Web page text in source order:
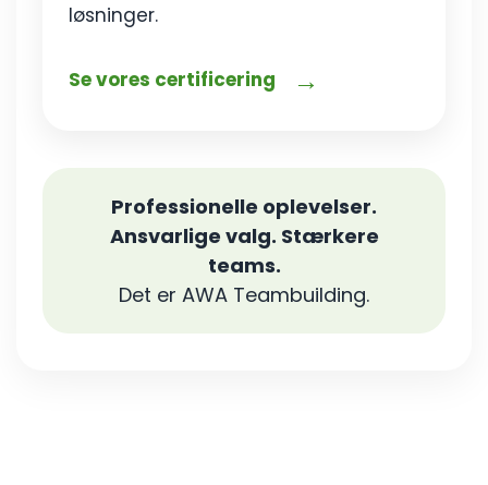
løsninger.
Se vores certificering →
Professionelle oplevelser.
Ansvarlige valg. Stærkere
teams.
Det er AWA Teambuilding.